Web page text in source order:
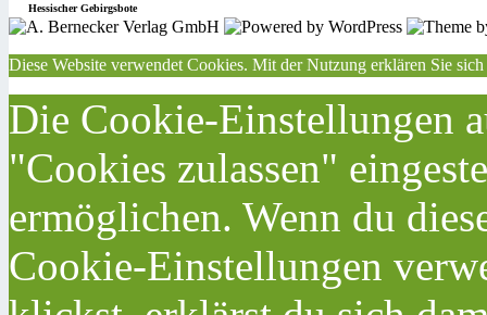
Hessischer Gebirgsbote
Diese Website verwendet Cookies. Mit der Nutzung erklären Sie
Die Cookie-Einstellungen
"Cookies zulassen"
ermöglichen. Wenn du
Cookie-Einstellungen